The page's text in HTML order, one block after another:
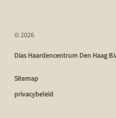
© 2026
Dias Haardencentrum Den Haag
Sitemap
privacybeleid